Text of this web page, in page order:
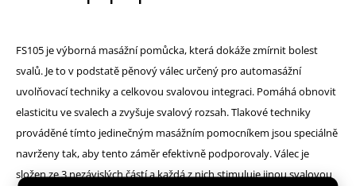
FS105 je výborná masážní pomůcka, která dokáže zmírnit bolest
svalů. Je to v podstatě pěnový válec určený pro automasážní
uvolňovací techniky a celkovou svalovou integraci. Pomáhá obnovit
elasticitu ve svalech a zvyšuje svalový rozsah. Tlakové techniky
prováděné tímto jedinečným masážním pomocníkem jsou speciálně
navrženy tak, aby tento záměr efektivně podporovaly. Válec je
složen ze 3 nezávislých částí a každá z nich stimuluje jinou svalovou